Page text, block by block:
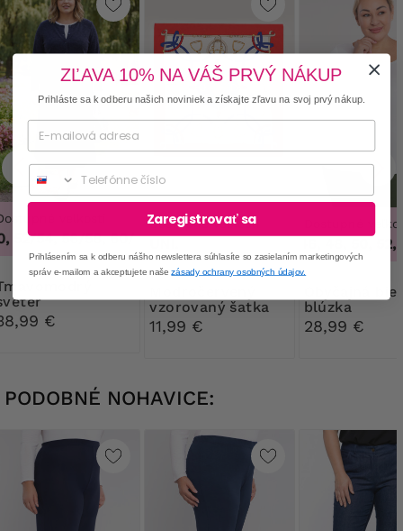
veľkosti
54, 56/58, 60/62,48/50, 52/54, 56/58, 60/62
€
Dostupné veľkosti
vzorovaný šatka
11,99 €
Dostupné
44, 46, 48, 50, 52,
blúzka
28,99 €
PODOBNÉ NOHAVICE:
ZĽAVA 10% NA VÁŠ PRVÝ NÁKUP
Prihláste sa k odberu našich noviniek a získajte zľavu na svoj prvý nákup.
Phone
Zaregistrovať sa
Prihlásením sa k odberu nášho newslettera súhlasíte so zasielaním marketingových
správ e-mailom a akceptujete našezásady ochrany osobných údajov.